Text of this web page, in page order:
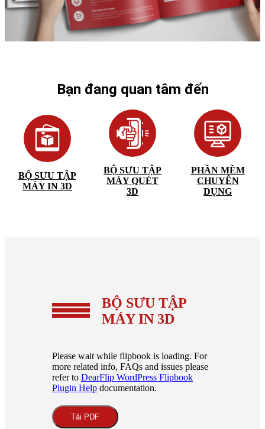
Bạn đang quan tâm đến
BỘ SƯU TẬP
MÁY IN 3D
BỘ SƯU TẬP
MÁY QUÉT
3D
PHẦN MỀM
CHUYÊN
DỤNG
BỘ SƯU TẬP
MÁY IN 3D
Please wait while flipbook is loading. For
more related info, FAQs and issues please
refer to DearFlip WordPress Flipbook
Plugin Help documentation.
Tải PDF